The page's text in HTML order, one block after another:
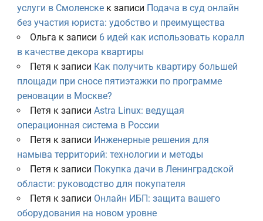
услуги в Смоленскек записи Подача в суд онлайн
без участия юриста: удобство и преимущества
Ольга к записи 6 идей как использовать коралл
в качестве декора квартиры
Петя к записи Как получить квартиру большей
площади при сносе пятиэтажки по программе
реновации в Москве?
Петя к записи Astra Linux: ведущая
операционная система в России
Петя к записи Инженерные решения для
намыва территорий: технологии и методы
Петя к записи Покупка дачи в Ленинградской
области: руководство для покупателя
Петя к записи Онлайн ИБП: защита вашего
оборудования на новом уровне